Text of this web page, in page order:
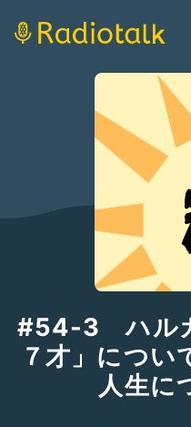
#54-3 ハル
７才」につい
人生に